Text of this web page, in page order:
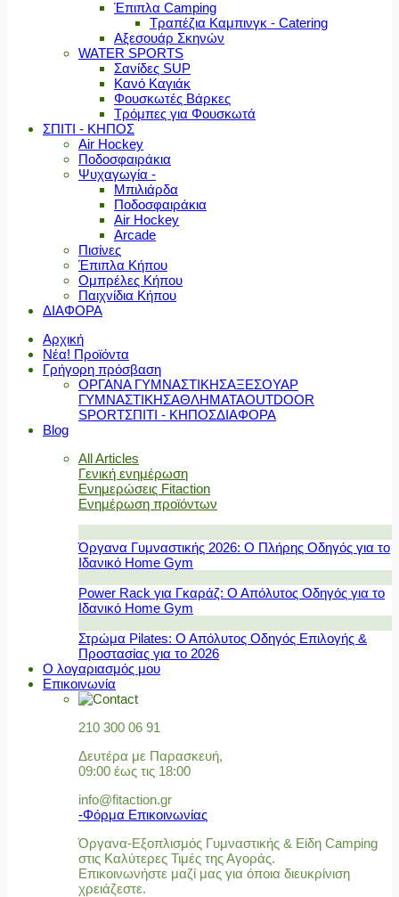
Έπιπλα Camping
Τραπέζια Καμπινγκ - Catering
Αξεσουάρ Σκηνών
WATER SPORTS
Σανίδες SUP
Κανό Καγιάκ
Φουσκωτές Βάρκες
Τρόμπες για Φουσκωτά
ΣΠΙΤΙ - ΚΗΠΟΣ
Air Hockey
Ποδοσφαιράκια
Ψυχαγωγία -
Μπιλιάρδα
Ποδοσφαιράκια
Air Hockey
Arcade
Πισίνες
Έπιπλα Κήπου
Ομπρέλες Κήπου
Παιχνίδια Κήπου
ΔΙΑΦΟΡΑ
Αρχική
Νέα! Προϊόντα
Γρήγορη πρόσβαση
ΟΡΓΑΝΑ ΓΥΜΝΑΣΤΙΚΗΣΑΞΕΣΟΥΑΡ
ΓΥΜΝΑΣΤΙΚΗΣΑΘΛΗΜΑΤΑOUTDOOR
SPORTΣΠΙΤΙ - ΚΗΠΟΣΔΙΑΦΟΡΑ
Blog
All Articles
Γενική ενημέρωση
Ενημερώσεις Fitaction
Ενημέρωση προϊόντων
Όργανα Γυμναστικής 2026: Ο Πλήρης Οδηγός για το
Ιδανικό Home Gym
Power Rack για Γκαράζ: Ο Απόλυτος Οδηγός για το
Ιδανικό Home Gym
Στρώμα Pilates: Ο Απόλυτος Οδηγός Επιλογής &
Προστασίας για το 2026
Ο λογαριασμός μου
Επικοινωνία
210 300 06 91
Δευτέρα με Παρασκευή,
09:00 έως τις 18:00
info@fitaction.gr
-Φόρμα Επικοινωνίας
Όργανα-Εξοπλισμός Γυμναστικής & Είδη Camping
στις Καλύτερες Τιμές της Αγοράς.
Επικοινωνήστε μαζί μας για όποια διευκρίνιση
χρειάζεστε.